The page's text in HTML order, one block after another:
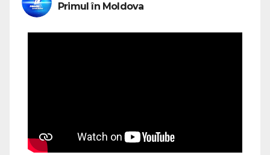
Primul în Moldova